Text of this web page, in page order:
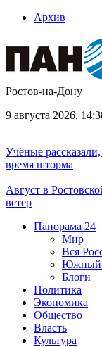
Архив
Ростов-на-Дону
9 августа 2026,
Учёные
время шторма
Август в
ветер
Панорама 24
Мир
Вся
Южный
Блоги
Политика
Экономика
Общество
Власть
Культура